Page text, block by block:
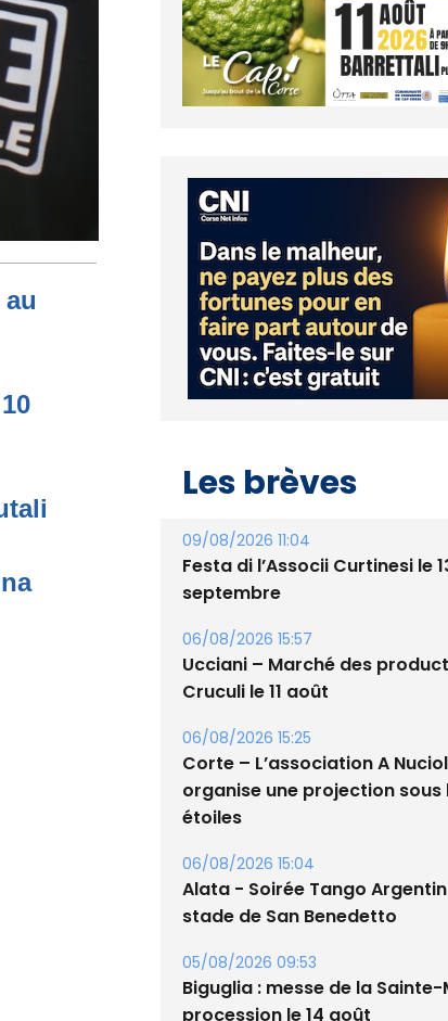
Les brèves
09/08/2026 11:04
septembre
06/08/2026 15:57
Cruculi le 11 août
06/08/2026 15:25
Corte – L’association A Nuciola
étoiles
06/08/2026 15:04
stade de San Benedetto
05/08/2026 09:53